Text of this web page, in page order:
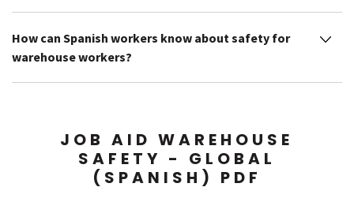
How can Spanish workers know about safety for
warehouse workers?
JOB AID WAREHOUSE
SAFETY - GLOBAL
(SPANISH) PDF